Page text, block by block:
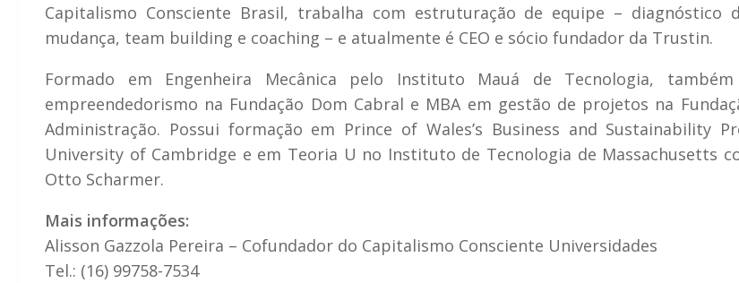
Capitalismo Consciente Brasil, trabalha com estruturação de equipe – diagnóstico
mudança, team building e coaching – e atualmente é CEO e sócio fundador da Trustin.
Formado em Engenheira Mecânica pelo Instituto Mauá de Tecnologia,
empreendedorismo na Fundação Dom Cabral e MBA em gestão de projetos na
Administração. Possui formação em Prince of Wales’s Business and Sustainability
University of Cambridge e em Teoria U no Instituto de Tecnologia de Massachusetts
Otto Scharmer.
Mais informações:
Alisson Gazzola Pereira – Cofundador do Capitalismo Consciente Universidades
Tel.: (16) 99758-7534